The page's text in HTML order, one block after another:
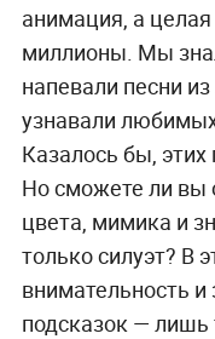
анимация, а
миллионы. Мы
напевали песни
узнавали
Казалось бы,
Но сможете ли вы
цвета, мимика и
только силуэт? В
внимательность
подсказок — лишь